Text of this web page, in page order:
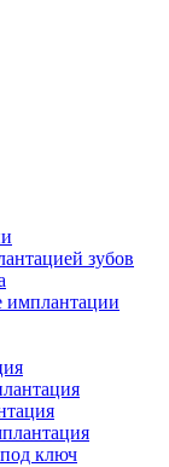
зубов
имплантации
ключ